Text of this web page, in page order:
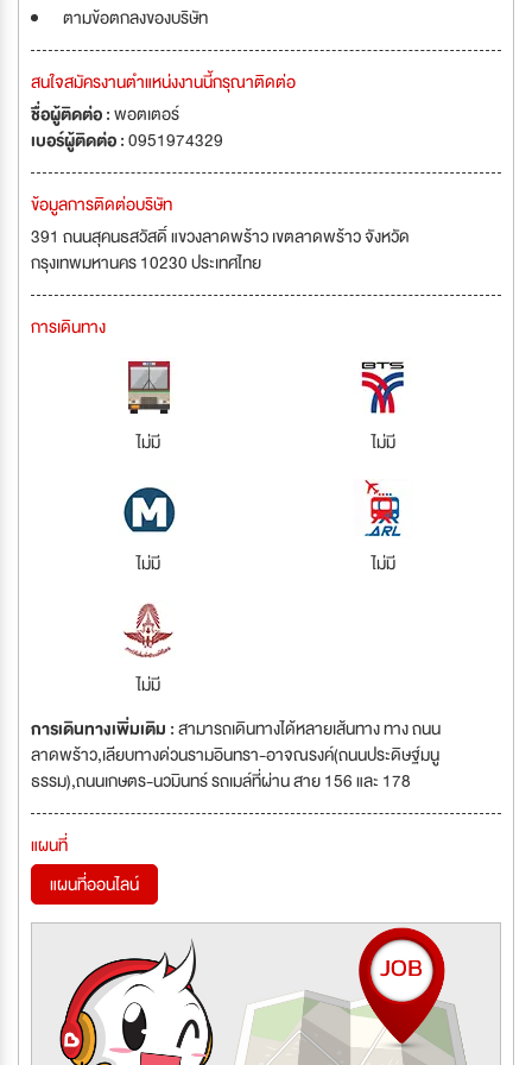
ตามข้อตกลงของบริษัท
สนใจสมัครงานตำแหน่งงานนี้กรุณาติดต่อ
ชื่อผู้ติดต่อ :พอตเตอร์
เบอร์ผู้ติดต่อ :0951974329
ข้อมูลการติดต่อบริษัท
391 ถนนสุคนธสวัสดิ์ แขวงลาดพร้าว เขตลาดพร้าว จังหวัด
กรุงเทพมหานคร 10230 ประเทศไทย
การเดินทาง
ไม่มี ไม่มี
ไม่มี ไม่มี
ไม่มี
การเดินทางเพิ่มเติม :สามารถเดินทางได้หลายเส้นทาง ทาง ถนน
ลาดพร้าว,เลียบทางด่วนรามอินทรา-อาจณรงค์(ถนนประดิษฐ์มนู
ธรรม),ถนนเกษตร-นวมินทร์ รถเมล์ที่ผ่าน สาย 156 และ 178
แผนที่
แผนที่ออนไลน์